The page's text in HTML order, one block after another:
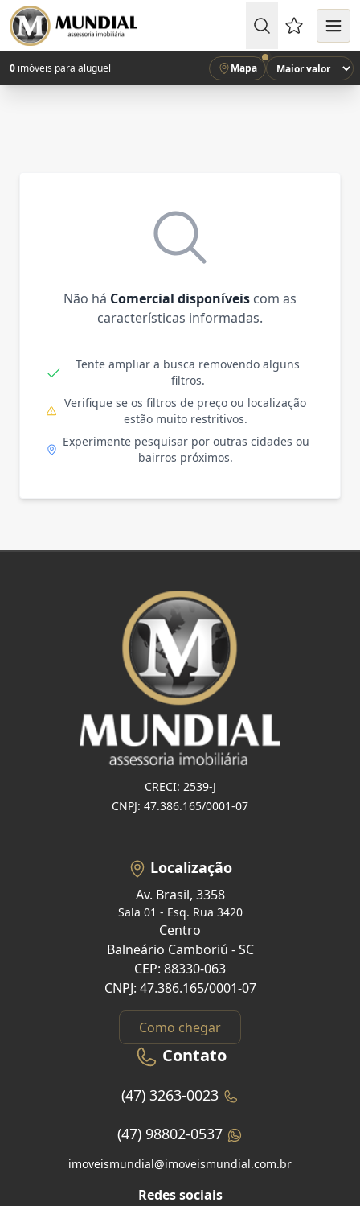
Favoritos
0 imóveis para aluguel Mapa
Não há Comercial disponíveis com as
características informadas.
Tente ampliar a busca removendo alguns
filtros.
Verifique se os filtros de preço ou localização
estão muito restritivos.
Experimente pesquisar por outras cidades ou
bairros próximos.
CRECI: 2539-J
CNPJ: 47.386.165/0001-07
Localização
Av. Brasil, 3358
Sala 01 - Esq. Rua 3420
Centro
Balneário Camboriú - SC
CEP: 88330-063
CNPJ: 47.386.165/0001-07
Como chegar
Contato
(47) 3263-0023
(47) 98802-0537
imoveismundial@imoveismundial.com.br
Redes sociais